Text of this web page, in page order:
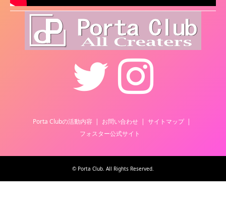
Instagram
Porta Clubの活動内容 お問い合わせ
サイトマップ
フォスター公式サイト
© Porta Club. All Rights Reserved.